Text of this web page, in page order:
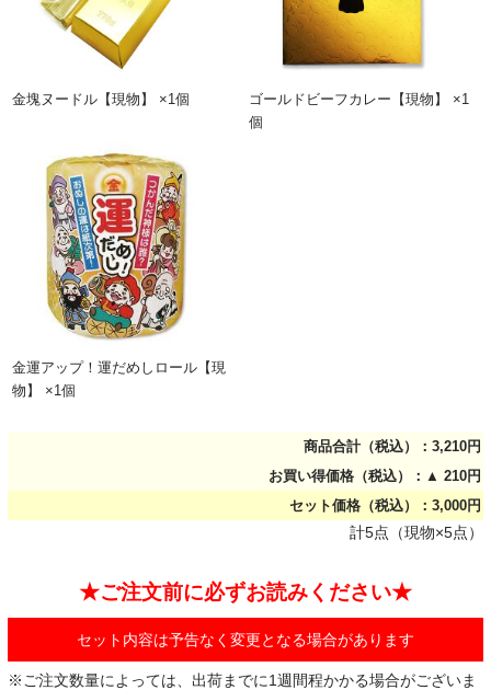
金塊ヌードル【現物】 ×1個
ゴールドビーフカレー【現物】 ×1
個
金運アップ！運だめしロール【現
物】 ×1個
商品合計（税込）：3,210円
お買い得価格（税込）：▲ 210円
セット価格（税込）：3,000円
計5点（現物×5点）
★ご注文前に必ずお読みください★
セット内容は予告なく変更となる場合があります
※ご注文数量によっては、出荷までに1週間程かかる場合がございま